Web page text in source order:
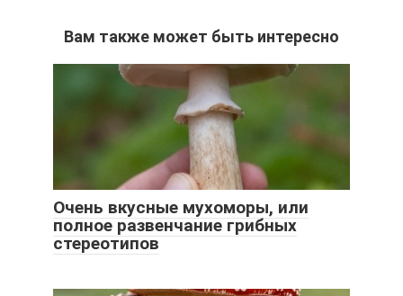
Вам также может быть интересно
Очень вкусные мухоморы, или
полное развенчание грибных
стереотипов